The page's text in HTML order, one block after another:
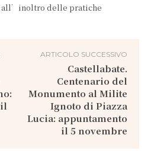
delle pratiche
ARTICOLO SUCCESSIVO
Castellabate.
Centenario del
Monumento al Milite
Ignoto di Piazza
Lucia: appuntamento
il 5 novembre